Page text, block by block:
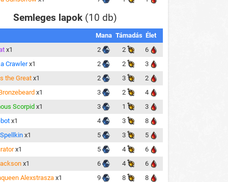
Semleges lapok (10 db)
Mana Támadás Élet
x1 2 2
6
Crawler x1 2 2
3
the Great x1 2 3
2
x1 3 2
4
Scorpid x1 3 1
3
x1 4 3
8
x1 5 3
5
x1 5 4
6
x1 6 4
6
Alexstrasza x1 9 8 8